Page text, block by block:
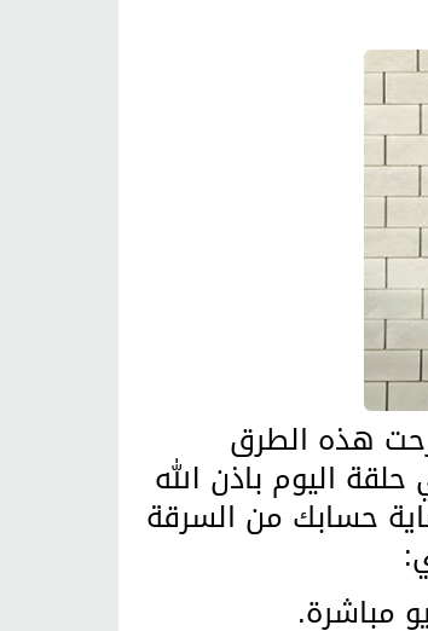
هذه الطرق
اليوم باذن الله
حماية حسابك من السرقة
مباشرة.